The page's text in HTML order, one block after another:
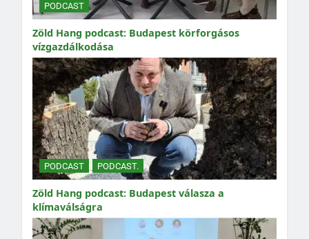
PODCAST
Zöld Hang podcast: Budapest körforgásos
vízgazdálkodása
PODCAST PODCAST.
Zöld Hang podcast: Budapest válasza a
klímaválságra